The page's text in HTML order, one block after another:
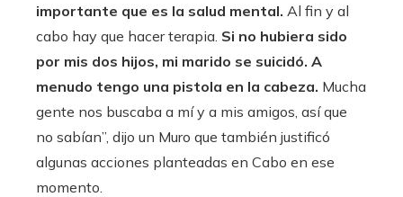
importante que es la salud mental. Al fin y al
cabo hay que hacer terapia. Si no hubiera sido
por mis dos hijos, mi marido se suicidó. A
menudo tengo una pistola en la cabeza. Mucha
gente nos buscaba a mí y a mis amigos, así que
no sabían”, dijo un Muro que también justificó
algunas acciones planteadas en Cabo en ese
momento.